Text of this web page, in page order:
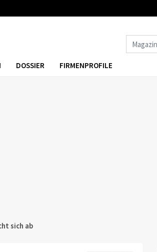
DOSSIER FIRMENPROFILE
sich ab